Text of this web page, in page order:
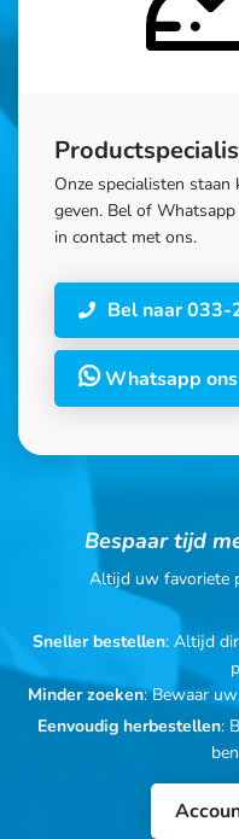
Onze specialisten
geven. Bel of
in contact met ons.
Bel naar
Whatsapp ons
Bespaar tijd
Altijd uw favoriete
Sneller bestellen: Altijd
Minder zoeken: Bewaar
Eenvoudig herbestellen: